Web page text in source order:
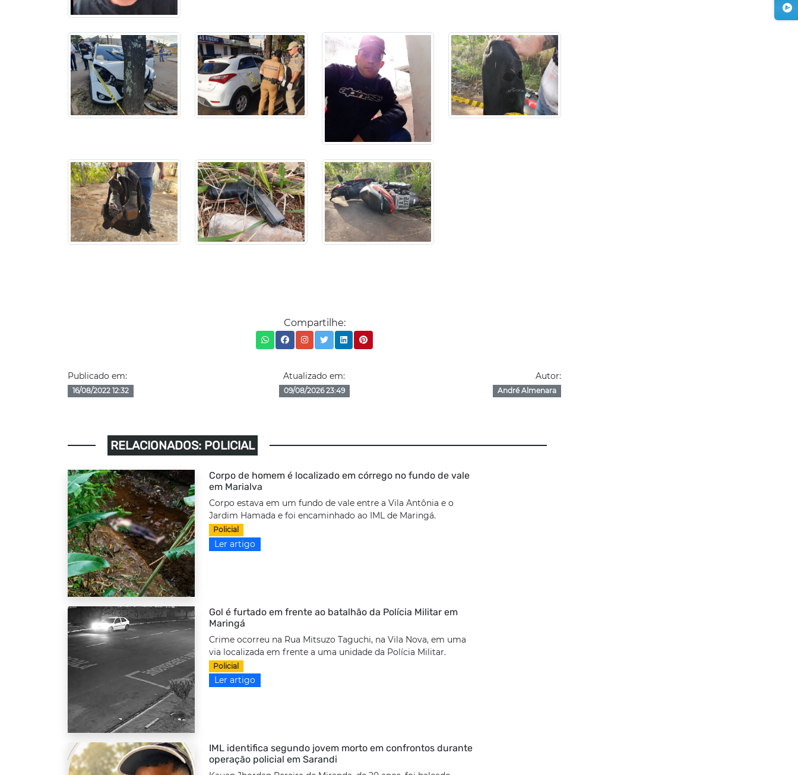
Compartilhe:
Publicado em:
16/08/2022 12:32
Atualizado em:
09/08/2026 23:49
Autor:
André Almenara
RELACIONADOS: POLICIAL
Corpo de homem é localizado em córrego no fundo de vale
em Marialva
Corpo estava em um fundo de vale entre a Vila Antônia e o
Jardim Hamada e foi encaminhado ao IML de Maringá.
Policial
Ler artigo
Gol é furtado em frente ao batalhão da Polícia Militar em
Maringá
Crime ocorreu na Rua Mitsuzo Taguchi, na Vila Nova, em uma
via localizada em frente a uma unidade da Polícia Militar.
Policial
Ler artigo
IML identifica segundo jovem morto em confrontos durante
operação policial em Sarandi